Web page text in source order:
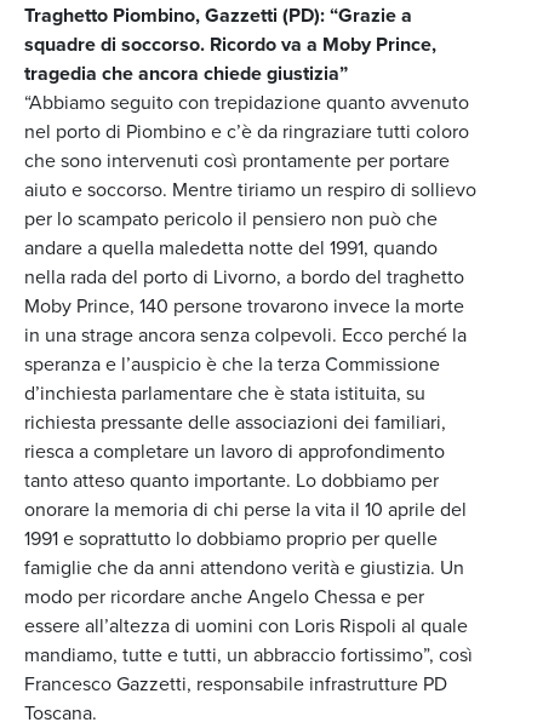
Traghetto Piombino, Gazzetti (PD): “Grazie a
squadre di soccorso. Ricordo va a Moby Prince,
tragedia che ancora chiede giustizia”
“Abbiamo seguito con trepidazione quanto avvenuto
nel porto di Piombino e c’è da ringraziare tutti coloro
che sono intervenuti così prontamente per portare
aiuto e soccorso. Mentre tiriamo un respiro di sollievo
per lo scampato pericolo il pensiero non può che
andare a quella maledetta notte del 1991, quando
nella rada del porto di Livorno, a bordo del traghetto
Moby Prince, 140 persone trovarono invece la morte
in una strage ancora senza colpevoli. Ecco perché la
speranza e l’auspicio è che la terza Commissione
d’inchiesta parlamentare che è stata istituita, su
richiesta pressante delle associazioni dei familiari,
riesca a completare un lavoro di approfondimento
tanto atteso quanto importante. Lo dobbiamo per
onorare la memoria di chi perse la vita il 10 aprile del
1991 e soprattutto lo dobbiamo proprio per quelle
famiglie che da anni attendono verità e giustizia. Un
modo per ricordare anche Angelo Chessa e per
essere all’altezza di uomini con Loris Rispoli al quale
mandiamo, tutte e tutti, un abbraccio fortissimo”, così
Francesco Gazzetti, responsabile infrastrutture PD
Toscana.